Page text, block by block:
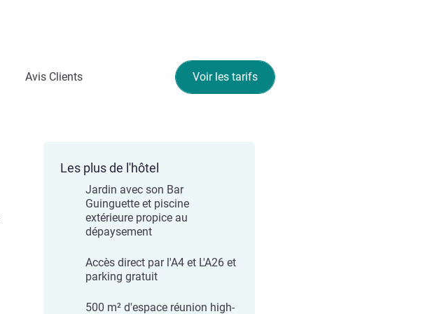
Voir les tarifs
Avis Clients
Les plus de l'hôtel
Jardin avec son Bar
Guinguette et piscine
extérieure propice au
dépaysement
Accès direct par l'A4 et L'A26 et
parking gratuit
500 m² d'espace réunion high-